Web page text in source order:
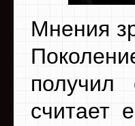
Мнения
получил
считает